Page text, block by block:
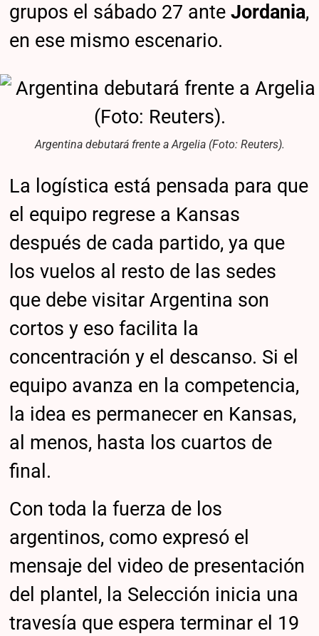
grupos el sábado 27 anteJordania,
en ese mismo escenario.
Argentina debutará frente a Argelia (Foto: Reuters).
La logística está pensada para que
el equipo regrese a Kansas
después de cada partido, ya que
los vuelos al resto de las sedes
que debe visitar Argentina son
cortos y eso facilita la
concentración y el descanso. Si el
equipo avanza en la competencia,
la idea es permanecer en Kansas,
al menos, hasta los cuartos de
final.
Con toda la fuerza de los
argentinos, como expresó el
mensaje del video de presentación
del plantel, la Selección inicia una
travesía que espera terminar el 19